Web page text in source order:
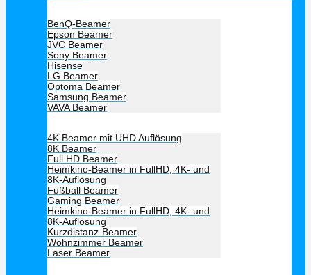
BenQ-Beamer
Epson Beamer
JVC Beamer
Sony Beamer
Hisense
LG Beamer
Optoma Beamer
Samsung Beamer
VAVA Beamer
4K Beamer mit UHD Auflösung
8K Beamer
Full HD Beamer
Heimkino-Beamer in FullHD, 4K- und
8K-Auflösung
Fußball Beamer
Gaming Beamer
Heimkino-Beamer in FullHD, 4K- und
8K-Auflösung
Kurzdistanz-Beamer
Wohnzimmer Beamer
Laser Beamer